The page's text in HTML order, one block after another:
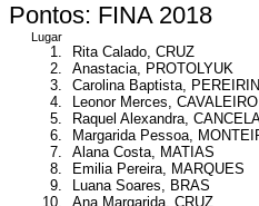
Pontos: FINA 2018
Lugar
1. Rita Calado, CRUZ
2.
Anastacia, PROTOLYUK
3.
Carolina Baptista,
4.
Leonor Merces, CAVALEIRO
5.
Raquel Alexandra,
6.
Margarida Pessoa,
7.
Alana Costa, MATIAS
8.
Emilia Pereira, MARQUES
9.
Luana Soares, BRAS
10.
Ana Margarida, CRUZ